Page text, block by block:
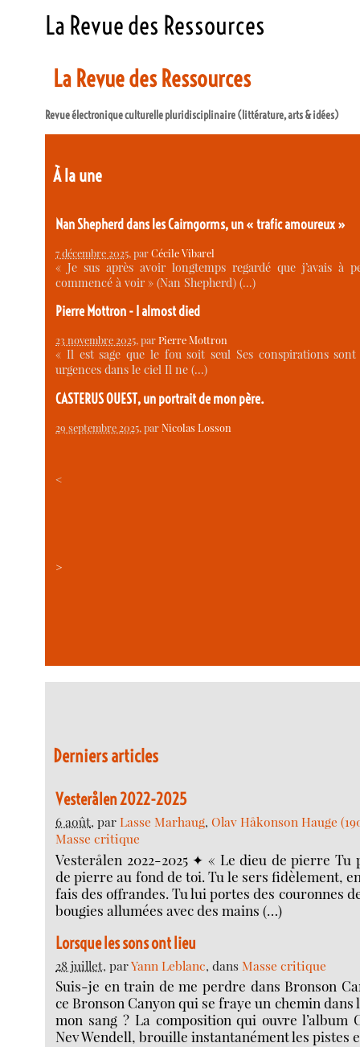
La Revue des Ressources
La Revue des Ressources
Revue électronique culturelle pluridisciplinaire (littérature, arts & idées)
À la une
Nan Shepherd dans les Cairngorms, un « trafic amoureux »
7 décembre 2025, parCécile Vibarel
« Je sus après avoir longtemps regardé que j’avais à
commencé à voir » (Nan Shepherd) (…)
Pierre Mottron - I almost died
23 novembre 2025, parPierre Mottron
« Il est sage que le fou soit seul Ses conspirations sont
urgences dans le ciel Il ne (…)
CASTERUS OUEST, un portrait de mon père.
29 septembre 2025, parNicolas Losson
<
>
Derniers articles
Vesterålen 2022-2025
6 août, parLasse Marhaug,Olav Håkonson Hauge
Masse critique
Vesterålen 2022-2025 ✦ « Le dieu de pierre Tu
de pierre au fond de toi. Tu le sers fidèlement,
fais des offrandes. Tu lui portes des couronnes
bougies allumées avec des mains (…)
Lorsque les sons ont lieu
28 juillet, parYann Leblanc, dansMasse critique
Suis-je en train de me perdre dans Bronson
ce Bronson Canyon qui se fraye un chemin dans
mon sang ? La composition qui ouvre l’album
Nev Wendell, brouille instantanément les pistes